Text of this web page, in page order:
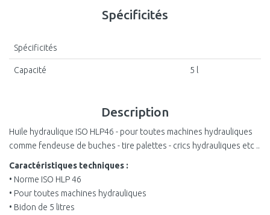
Description
Huile hydraulique ISO HLP46 - pour toutes machines hydrauliques
comme fendeuse de buches - tire palettes - crics hydrauliques etc ..
Caractéristiques techniques :
• Norme ISO HLP 46
• Pour toutes machines hydrauliques
• Bidon de 5 litres
Spécificités
Spécificités
Capacité 5 l